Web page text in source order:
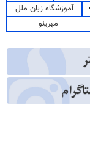
آموزشگاه زبان ملل
مهرینو